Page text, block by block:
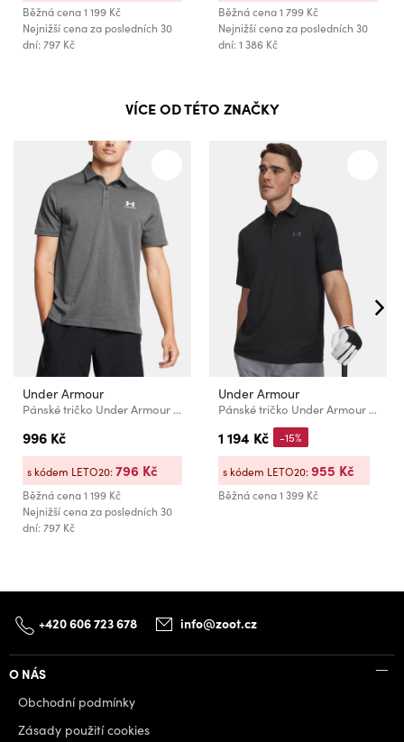
Běžná cena1 199 Kč
Nejnižší cena za posledních 30
dní: 797 Kč
Běžná cena1 799 Kč
Nejnižší cena za posledních 30
dní: 1 386 Kč
VÍCE OD TÉTO ZNAČKY
Under Armour
Pánské tričko Under Armour UA Icon Polo
996 Kč
Běžná cena1 199 Kč
Nejnižší cena za posledních 30
dní: 797 Kč
s kódem LETO20:796 Kč
Under Armour
Pánské tričko Under Armour UA Matchplay Polo
1 194 Kč
Běžná cena1 399 Kč
-15%
s kódem LETO20:955 Kč
+420 606 723 678 info@zoot.cz
O NÁS
Obchodní podmínky
Zásady použití cookies